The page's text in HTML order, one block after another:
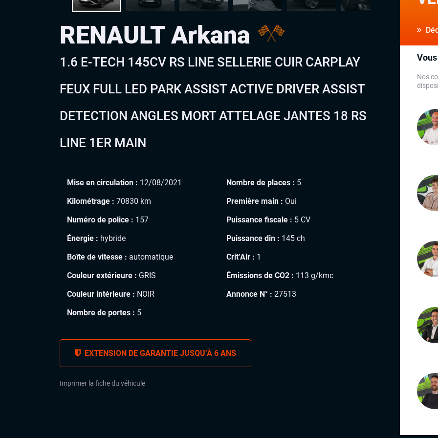
RENAULT Arkana
1.6 E-TECH 145CV RS LINE SELLERIE CUIR CARPLAY
FEUX FULL LED PARK ASSIST ACTIVE DRIVER ASSIST
DETECTION ANGLES MORT ATTELAGE JANTES 18 RS
LINE 1ER MAIN
Mise en circulation : 12/08/2021
Kilométrage : 70830 km
Numéro de police : 157
Énergie : hybride
Boîte de vitesse : automatique
Couleur extérieure : GRIS
Couleur intérieure : NOIR
Nombre de portes : 5
Nombre de places : 5
Première main : Oui
Puissance fiscale : 5 CV
Puissance din : 145 ch
Crit’Air : 1
Émissions de CO2 : 113 g/kmc
Annonce N° : 27513
EXTENSION DE GARANTIE JUSQU’À 6 ANS
Imprimer la fiche du véhicule
Nos